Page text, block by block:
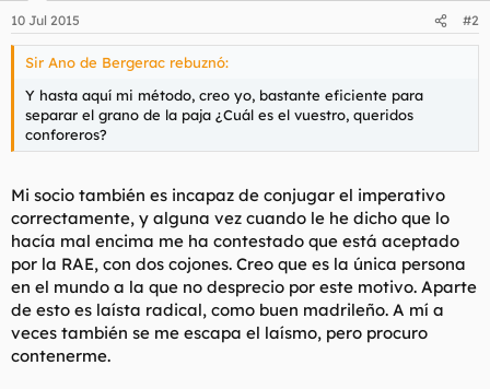
e
s
10 Jul 2015 #2
Sir Ano de Bergerac rebuznó:
Y hasta aquí mi método, creo yo, bastante eficiente para
separar el grano de la paja ¿Cuál es el vuestro, queridos
conforeros?
Mi socio también es incapaz de conjugar el imperativo
correctamente, y alguna vez cuando le he dicho que lo
hacía mal encima me ha contestado que está aceptado
por la RAE, con dos cojones. Creo que es la única persona
en el mundo a la que no desprecio por este motivo. Aparte
de esto es laísta radical, como buen madrileño. A mí a
veces también se me escapa el laísmo, pero procuro
contenerme.